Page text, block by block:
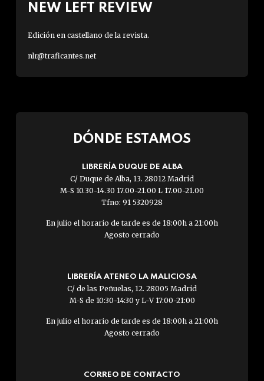
NEW LEFT REVIEW
Edición en castellano de la revista.
nlr@traficantes.net
DÓNDE ESTAMOS
LIBRERÍA DUQUE DE ALBA
C/ Duque de Alba, 13. 28012 Madrid
M-S 10.30-14.30 17.00-21.00 L 17.00-21.00
Tfno: 91 5320928
En julio el horario de tarde es de 18:00h a 21:00h
Agosto cerrado
LIBRERÍA ATENEO LA MALICIOSA
C/ de las Peñuelas, 12. 28005 Madrid
M-S de 10:30-14:30 y L-V 17:00-21:00
En julio el horario de tarde es de 18:00h a 21:00h
Agosto cerrado
CORREO DE CONTACTO